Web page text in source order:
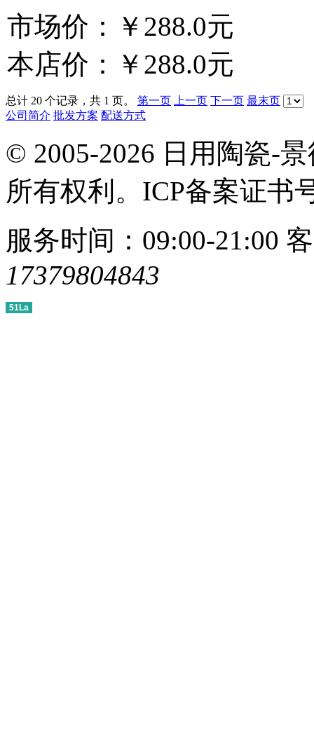
市场价：
￥288.0元
本店价：
￥288.0元
总计 20 个记录，共 1 页。 第一页 上一页 下一页 最末页
公司简介 批发方案 配送方式
© 2005-2026 日用陶瓷-
所有权利。ICP备案证书
服务时间：09:00-21:00
17379804843
51La